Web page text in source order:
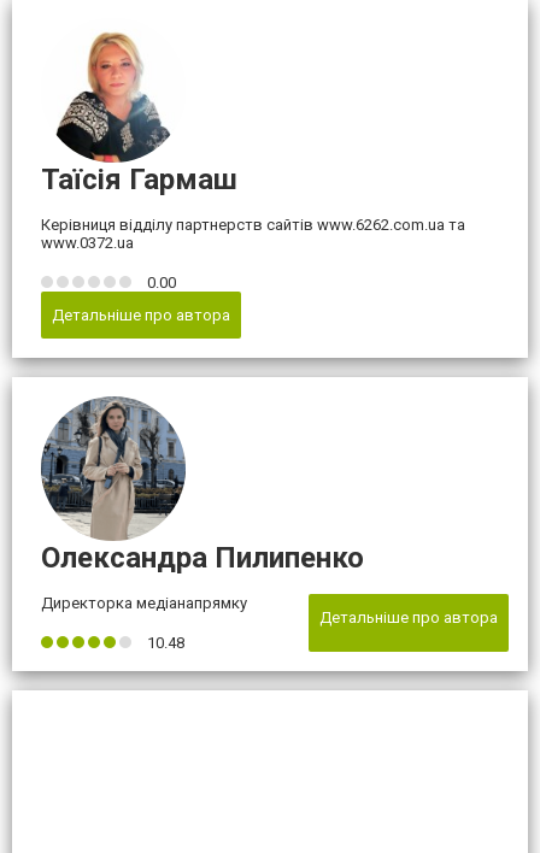
Таїсія Гармаш
Керівниця відділу партнерств сайтів www.6262.com.ua та
www.0372.ua
0.00
Детальніше про автора
Олександра Пилипенко
Директорка медіанапрямку
10.48
Детальніше про автора